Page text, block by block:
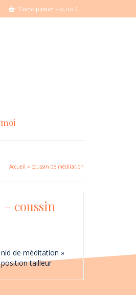
Votre panier - 0,00 €
Accueil » coussin de méditation
coussin
de méditation »
tailleur